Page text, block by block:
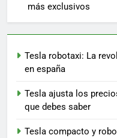
más exclusivos
Tesla robotaxi: La
en españa
Tesla ajusta los
que debes saber
Tesla compacto y